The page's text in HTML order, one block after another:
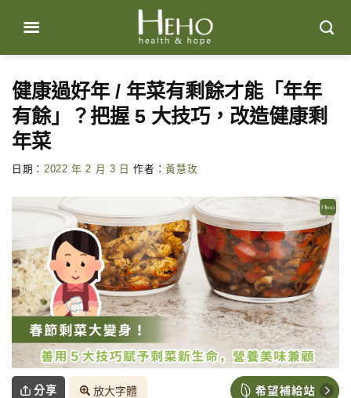
content
健康過好年 / 年菜有剩餘才能「年年
有餘」？把握 5 大技巧，改造健康剩
年菜
日期： 2022 年 2 月 3 日 作者：黃慧玫
分享 放大字體